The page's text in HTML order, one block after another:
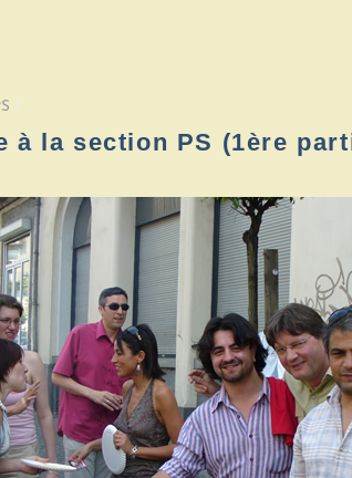
/
à la section PS (1ère